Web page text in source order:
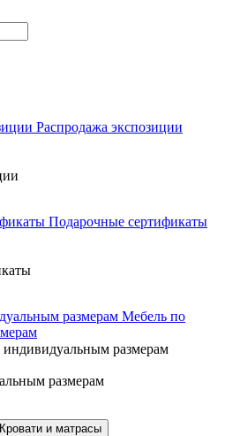
Распродажа экспозиции
Подарочные сертификаты
Мебель по
размерам
Кровати и матрасы